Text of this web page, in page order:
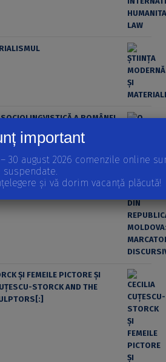
A ROMÂNEI
DISCURSIVI
ŞI FEMEILE PICTORE ŞI
STORCK AND THE
important
30 august 2026 comenzile online
suspendate.
și vă dorim vacanță plăcută!